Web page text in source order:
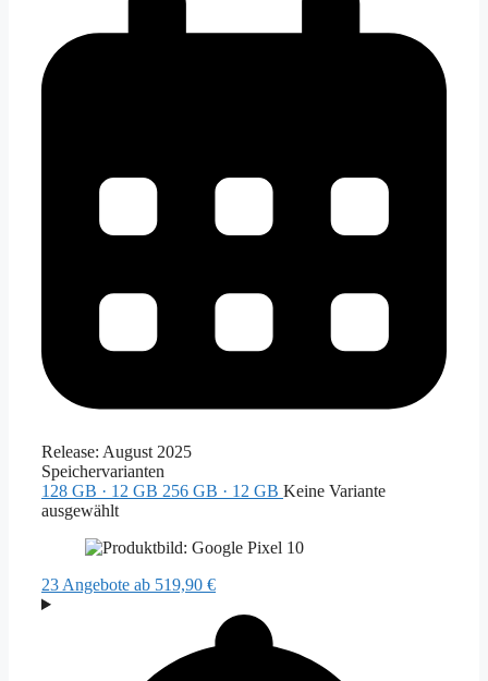
Release: August 2025
Speichervarianten
128 GB · 12 GB 256 GB · 12 GB Keine Variante
ausgewählt
23 Angebote ab 519,90 €